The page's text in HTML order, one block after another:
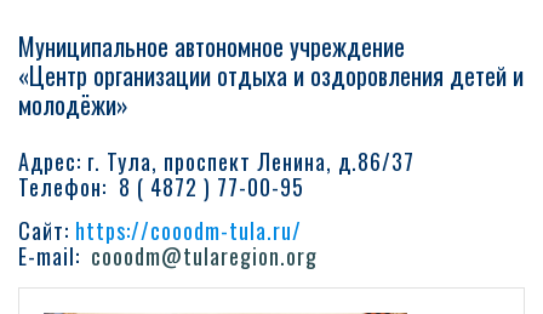
Муниципальное автономное учреждение
«Центр организации отдыха и оздоровления детей и
молодёжи»
Адрес: г. Тула, проспект Ленина, д.86/37
Телефон: 8 ( 4872 ) 77-00-95
Сайт: https://cooodm-tula.ru/
E-mail: cooodm@tularegion.org